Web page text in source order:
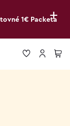
+
1€ Packeta